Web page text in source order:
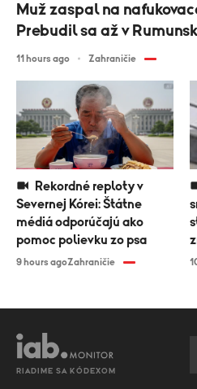
Severnej Kórei: Štátne
médiá odporúčajú ako
pomoc polievku zo psa
9 hours agoZahraničie
Muž zaspal na
Prebudil sa až v
11 hours ago Zahraničie
RIADIME SA KÓDEXOM